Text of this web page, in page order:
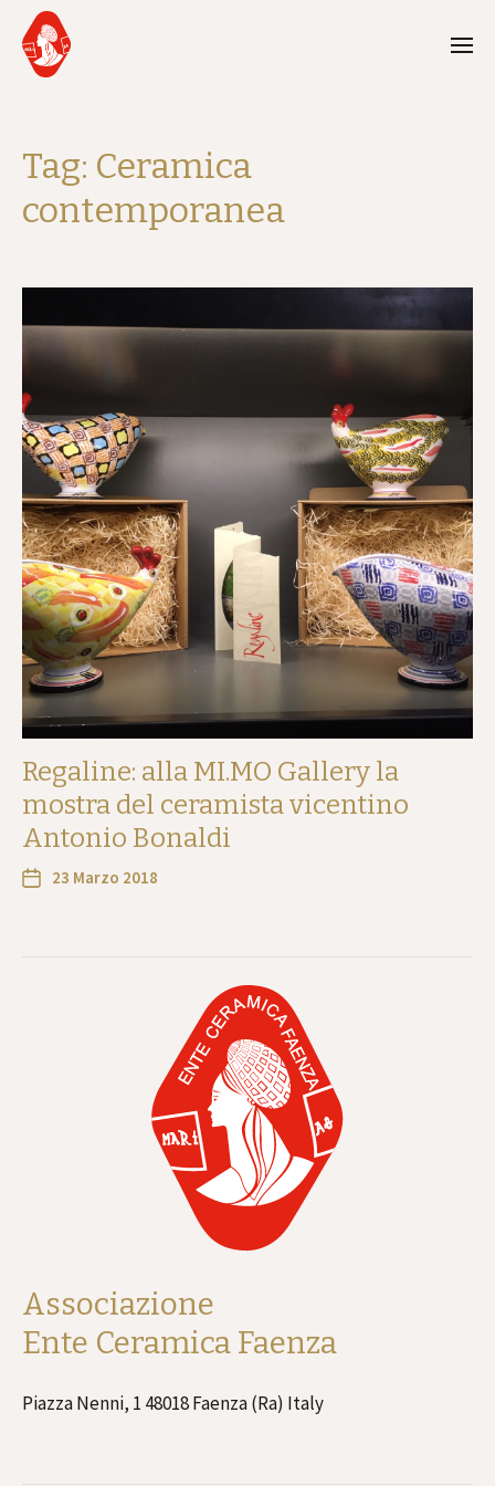
Tag: Ceramica
contemporanea
Regaline: alla MI.MO Gallery la
mostra del ceramista vicentino
Antonio Bonaldi
23 Marzo 2018
Associazione
Ente Ceramica Faenza
Piazza Nenni, 1 48018 Faenza (Ra) Italy